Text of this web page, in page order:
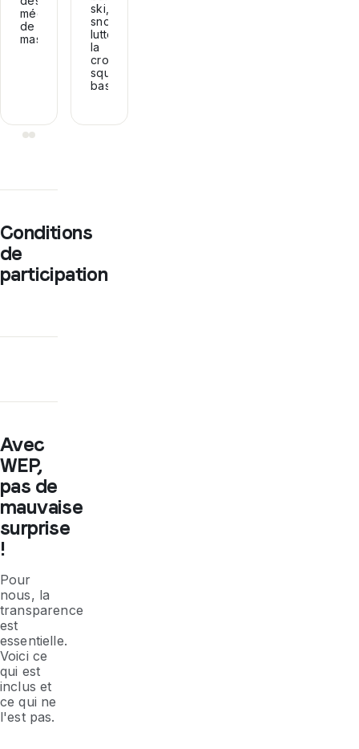
médias
de
masse...
ski,
snowboard,
lutte,
la
crosse,
squash,
baseball...
Conditions
de
participation
Avec
WEP,
pas de
mauvaise
surprise
!
Pour
nous, la
transparence
est
essentielle.
Voici ce
qui est
inclus et
ce qui ne
l'est pas.